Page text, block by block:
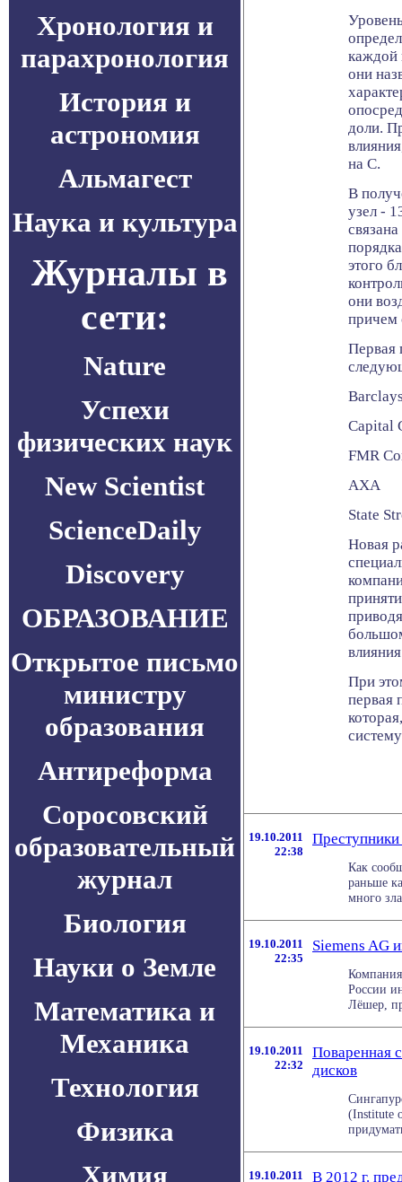
Хронология и
парахронология
История и
астрономия
Альмагест
Наука и культура
Журналы в
сети:
Nature
Успехи
физических наук
New Scientist
ScienceDaily
Discovery
ОБРАЗОВАНИЕ
Открытое письмо
министру
образования
Антиреформа
Соросовский
образовательный
журнал
Биология
Науки о Земле
Математика и
Механика
Технология
Физика
Химия
каждой
они
доли.
на С.
В
узел -
этого
они
причем
Первая
Capital
FMR
AXA
State
Новая
При
первая
19.10.2011
22:38
Как
раньше
много
19.10.2011
22:35
Siemens AG
Компания
России
Лёшер,
19.10.2011
22:32
Поваренная
дисков
(Institute
19.10.2011 В 2012 г.